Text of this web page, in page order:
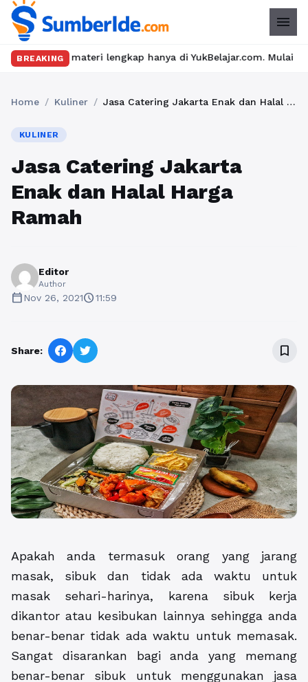
menu
BREAKING
lengkap hanya di YukBelajar.com. Mulai langkah
Home / Kuliner / Jasa Catering Jakarta Enak dan Halal Harga Ramah
KULINER
Jasa Catering Jakarta
Enak dan Halal Harga
Ramah
Editor
Author
calendar_todayNov 26, 2021schedule11:59
Share: bookmark_border
Apakah anda termasuk orang yang jarang
masak, sibuk dan tidak ada waktu untuk
masak sehari-harinya, karena sibuk kerja
dikantor atau kesibukan lainnya sehingga anda
benar-benar tidak ada waktu untuk memasak.
Sangat disarankan bagi anda yang memang
benar-benar sibuk untuk menggunakan jasa